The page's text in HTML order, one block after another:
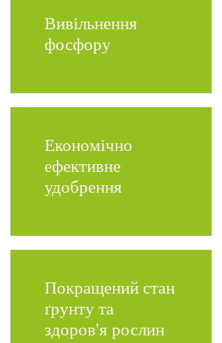
Вивільнення
фосфору
Економічно
ефективне
удобрення
Покращений стан
ґрунту та
здоров'я рослин